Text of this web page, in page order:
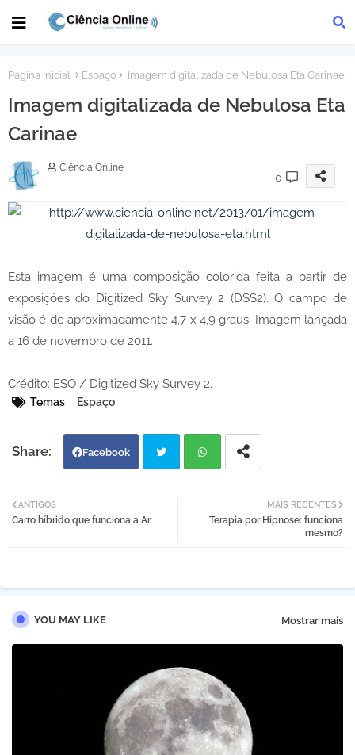
Página inicial Espaço Imagem digitalizada de Nebulosa Eta Carinae
Imagem digitalizada de Nebulosa Eta
Carinae
Ciência Online
0
Esta imagem é uma composição colorida feita a partir de
exposições do Digitized Sky Survey 2 (DSS2). O campo de
visão é de aproximadamente 4,7 x 4,9 graus. Imagem lançada
a 16 de novembro de 2011.
Crédito: ESO / Digitized Sky Survey 2.
Temas Espaço
Facebook
atsa
MAIS RECENTES
Terapia por Hipnose: funciona
mesmo?
ANTIGOS
Carro híbrido que funciona a Ar
YOU MAY LIKE Mostrar mais